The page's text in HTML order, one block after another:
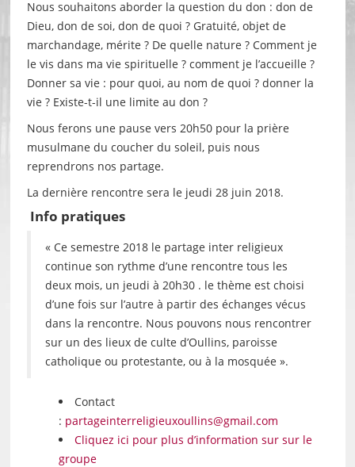
Nous souhaitons aborder la question du don : don de
Dieu, don de soi, don de quoi ? Gratuité, objet de
marchandage, mérite ? De quelle nature ? Comment je
le vis dans ma vie spirituelle ? comment je l’accueille ?
Donner sa vie : pour quoi, au nom de quoi ? donner la
vie ? Existe-t-il une limite au don ?
Nous ferons une pause vers 20h50 pour la prière
musulmane du coucher du soleil, puis nous
reprendrons nos partage.
La dernière rencontre sera le jeudi 28 juin 2018.
Info pratiques
« Ce semestre 2018 le partage inter religieux
continue son rythme d’une rencontre tous les
deux mois, un jeudi à 20h30 . le thème est choisi
d’une fois sur l’autre à partir des échanges vécus
dans la rencontre. Nous pouvons nous rencontrer
sur un des lieux de culte d’Oullins, paroisse
catholique ou protestante, ou à la mosquée ».
Contact
: partageinterreligieuxoullins@gmail.com
Cliquez ici pour plus d’information sur sur le
groupe